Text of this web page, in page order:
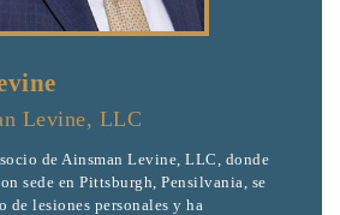
Levine, LLC
de Ainsman Levine, LLC, donde
sede en Pittsburgh, Pensilvania, se
de lesiones personales y ha